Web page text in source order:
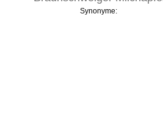
Synonyme: